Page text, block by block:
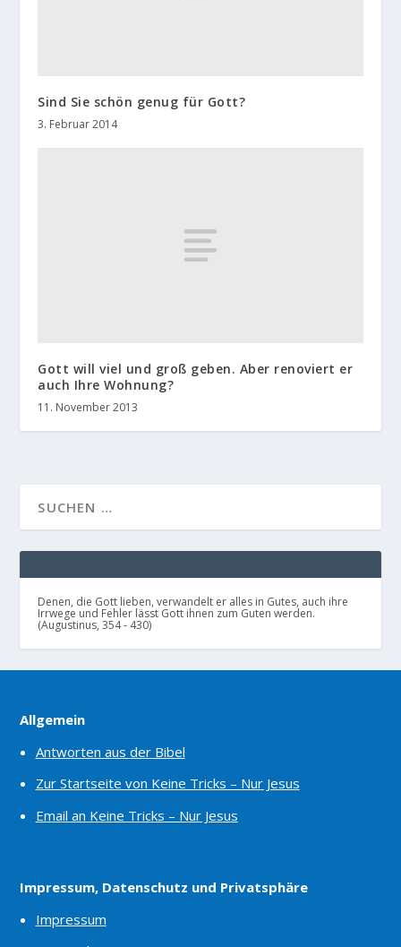
Sind Sie schön genug für Gott?
3. Februar 2014
Gott will viel und groß geben. Aber renoviert er
auch Ihre Wohnung?
11. November 2013
Denen, die Gott lieben, verwandelt er alles in Gutes, auch ihre
Irrwege und Fehler lässt Gott ihnen zum Guten werden.
(Augustinus, 354 - 430)
Allgemein
Antworten aus der Bibel
Zur Startseite von Keine Tricks – Nur Jesus
Email an Keine Tricks – Nur Jesus
Impressum, Datenschutz und Privatsphäre
Impressum